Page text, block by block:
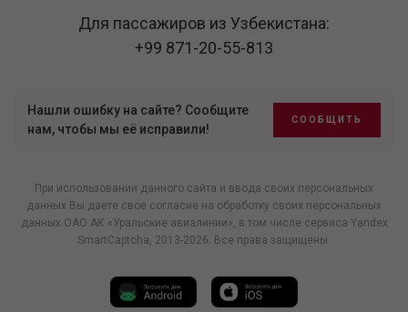
Для пассажиров из Узбекистана:
+99 871-20-55-813
Нашли ошибку на сайте? Сообщите
нам, чтобы мы её исправили!
СООБЩИТЬ
При использовании данного сайта и ввода своих персональных
данных Вы даете свое согласие на обработку своих персональных
данных ОАО АК «Уральские авиалинии», в том числе сервиса Yandex
SmartCaptcha, 2013-2026. Все права защищены.